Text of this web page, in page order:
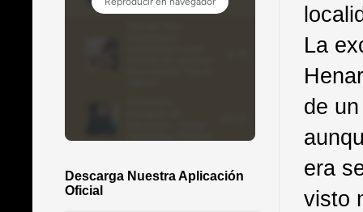
La
de
era
visto
Descarga Nuestra Aplicación
Oficial